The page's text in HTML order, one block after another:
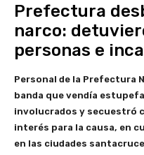
Prefectura
narco:
personas e
Personal de la Prefectura
banda que vendía
involucrados y secuestró
interés para la causa, en
en las ciudades